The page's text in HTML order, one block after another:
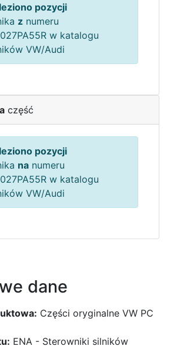
pozycji
z numeru
w katalogu
VW/Audi
część
pozycji
na numeru
w katalogu
VW/Audi
dane
Części oryginalne VW PC
ENA - Sterowniki silników